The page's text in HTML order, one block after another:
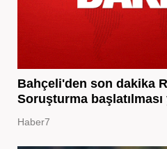
Bahçeli'den son dakika
Soruşturma başlatılması
Haber7